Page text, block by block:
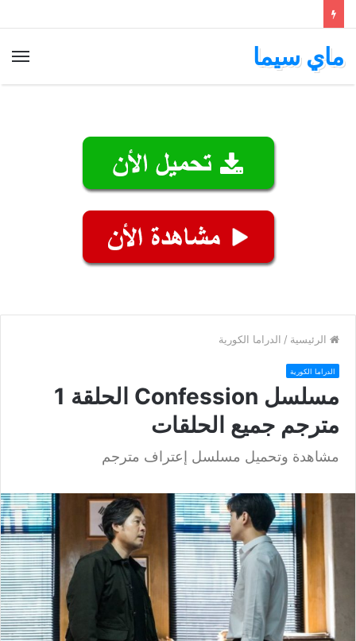
ماي سيما
الرئيسية / الدراما الكورية
الدراما الكورية
مسلسل Confession الحلقة 1
مترجم جميع الحلقات
مشاهدة وتحميل مسلسل إعتراف مترجم